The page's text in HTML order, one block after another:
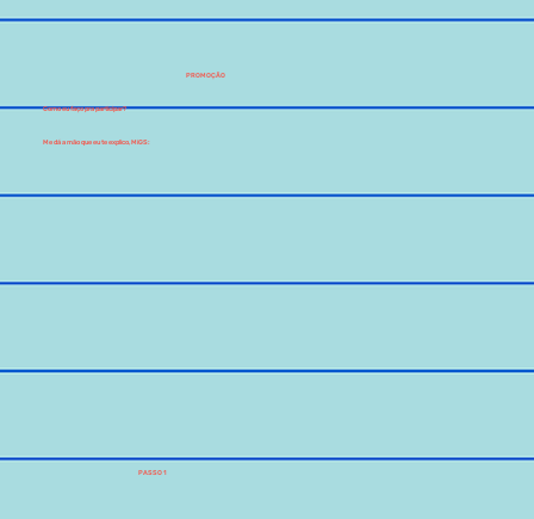
PROMOÇÃO
Como eu faço pra participar?
Me dá a mão que eu te explico, MiGS:
PASSO 1